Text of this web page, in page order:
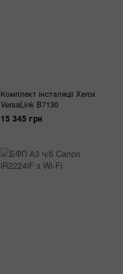
Комплект інсталяції Xerox
VersaLink B7130
15 345 грн